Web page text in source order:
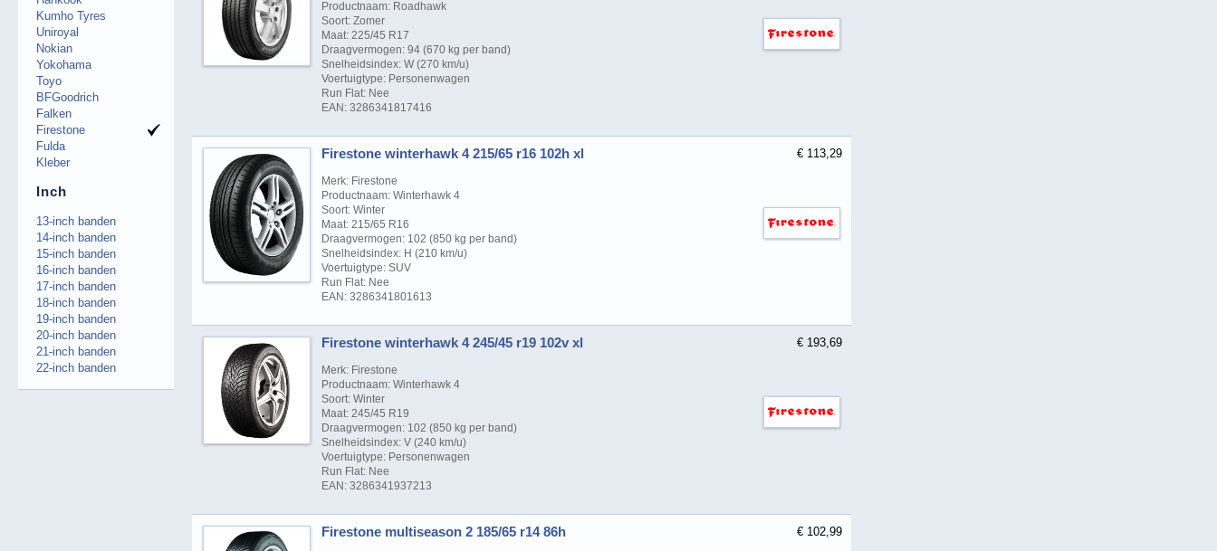
Productnaam: Roadhawk
Soort: Zomer
Maat: 225/45 R17
Draagvermogen: 94 (670 kg per band)
Snelheidsindex: W (270 km/u)
Voertuigtype: Personenwagen
Run Flat: Nee
EAN: 3286341817416
Firestone winterhawk 4 215/65 r16 102h xl
Merk: Firestone
Productnaam: Winterhawk 4
Soort: Winter
Maat: 215/65 R16
Draagvermogen: 102 (850 kg per band)
Snelheidsindex: H (210 km/u)
Voertuigtype: SUV
Run Flat: Nee
EAN: 3286341801613
€ 113,29
Firestone winterhawk 4 245/45 r19 102v xl
Merk: Firestone
Productnaam: Winterhawk 4
Soort: Winter
Maat: 245/45 R19
Draagvermogen: 102 (850 kg per band)
Snelheidsindex: V (240 km/u)
Voertuigtype: Personenwagen
Run Flat: Nee
EAN: 3286341937213
€ 193,69
Firestone multiseason 2 185/65 r14 86h € 102,99
Kumho Tyres
Uniroyal
Nokian
Yokohama
Toyo
BFGoodrich
Falken
Firestone
Fulda
Kleber
Inch
13-inch banden
14-inch banden
15-inch banden
16-inch banden
17-inch banden
18-inch banden
19-inch banden
20-inch banden
21-inch banden
22-inch banden